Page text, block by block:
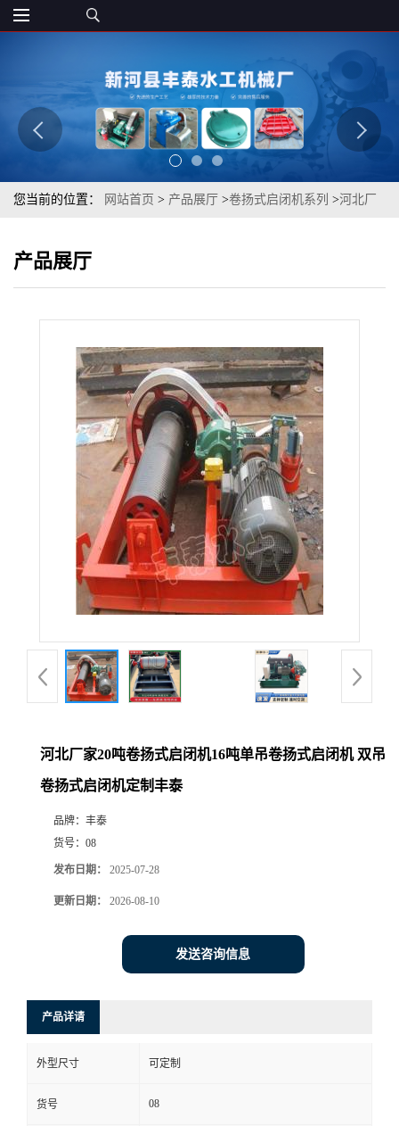
您当前的位置： 网站首页 > 产品展厅 >卷扬式启闭机系列 >河北厂
丰泰
产品展厅
河北厂家20吨卷扬式启闭机16吨单吊卷扬式启闭机 双吊
卷扬式启闭机定制丰泰
品牌： 丰泰
货号： 08
发布日期： 2025-07-28
更新日期： 2026-08-10
发送咨询信息
产品详请
外型尺寸 可定制
货号 08